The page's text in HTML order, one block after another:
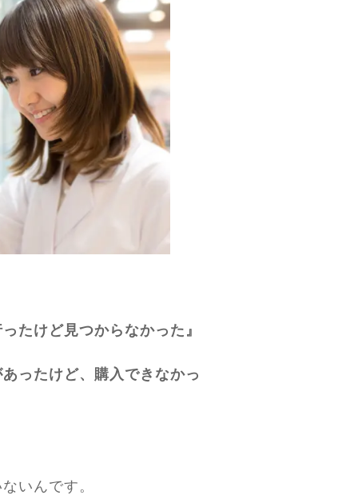
たけど見つからなかった』
ったけど、購入できなかっ
いんです。